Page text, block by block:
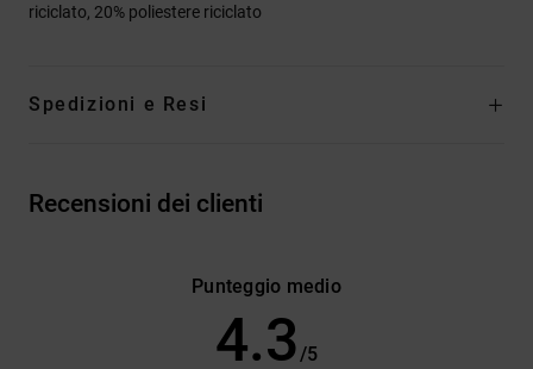
riciclato, 20% poliestere riciclato
Spedizioni e Resi
Recensioni dei clienti
Punteggio medio
4.3 /5